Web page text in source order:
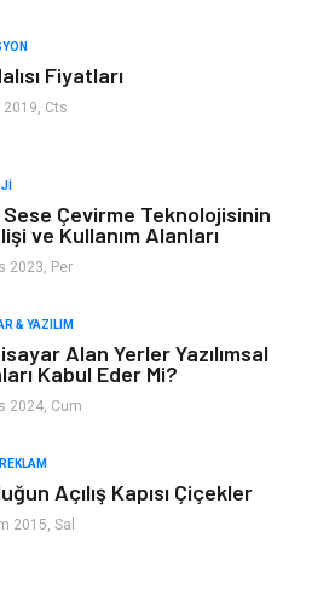
Mobilya
Maden ve Metal
Fiyatları
Cts
Sese Çevirme Teknolojisinin
ve Kullanım Alanları
2023, Per
& YAZILIM
Alan Yerler Yazılımsal
Kabul Eder Mi?
2024, Cum
Açılış Kapısı Çiçekler
2015, Sal